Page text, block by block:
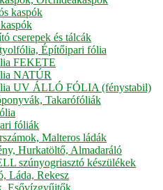
kaspók
cserepek és tálcák
Építőipari fólia
FEKETE
NATÚR
UV ÁLLÓ FÓLIA (fénystabil)
Takarófóliák
fóliák
Malteros ládák
Hurkatöltő, Almadaráló
szúnyogriasztó készülékek
Láda, Rekesz
Esővízgyűjtők